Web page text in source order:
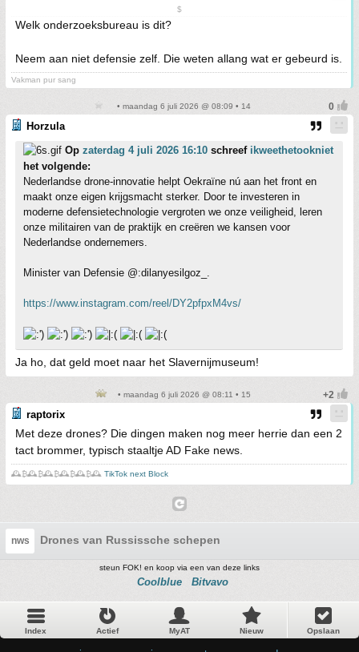
$
Welk onderzoeksbureau is dit?
Neem aan niet defensie zelf. Die weten allang wat er gebeurd is.
Vakman pur sang
• maandag 6 juli 2026 @ 08:09 • 14
Horzula
Op zaterdag 4 juli 2026 16:10 schreef ikweethetookniet
het volgende:
Nederlandse drone-innovatie helpt Oekraïne nú aan het front en
maakt onze eigen krijgsmacht sterker. Door te investeren in
moderne defensietechnologie vergroten we onze veiligheid, leren
onze militairen van de praktijk en creëren we kansen voor
Nederlandse ondernemers.
Minister van Defensie @:dilanyesilgoz_.
https://www.instagram.com/reel/DY2pfpxM4vs/
Ja ho, dat geld moet naar het Slavernijmuseum!
• maandag 6 juli 2026 @ 08:11 • 15
raptorix
Met deze drones? Die dingen maken nog meer herrie dan een 2
tact brommer, typisch staaltje AD Fake news.
🕰️₿🕰️₿🕰️₿🕰️₿🕰️₿🕰️ TikTok next Block
nws Drones van Russissche schepen
steun FOK! en koop via een van deze links
Coolblue Bitvavo
Index Actief MyAT Nieuw Opslaan